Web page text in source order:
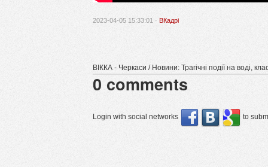
2023-04-05 15:33:01 · ВКадрі
ВІККА - Черкаси / Новини: Трагічні події на воді,
0 comments
Login with social networks to